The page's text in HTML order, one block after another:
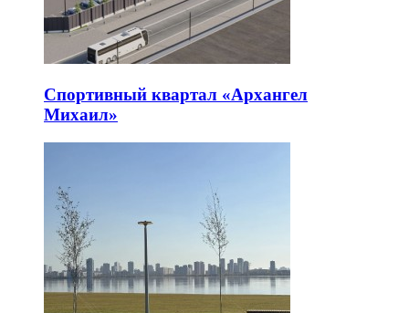
Спортивный квартал «Архангел
Михаил»